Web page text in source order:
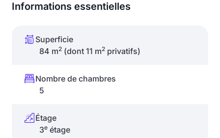
Informations essentielles
Superficie
84 m2 (dont 11 m2 privatifs)
Nombre de chambres
5
Étage
3e étage